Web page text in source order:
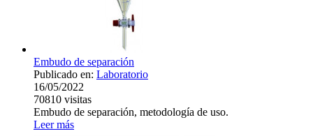
Embudo de separación
Publicado en: Laboratorio
16/05/2022
70810 visitas
Embudo de separación, metodología de uso.
Leer más